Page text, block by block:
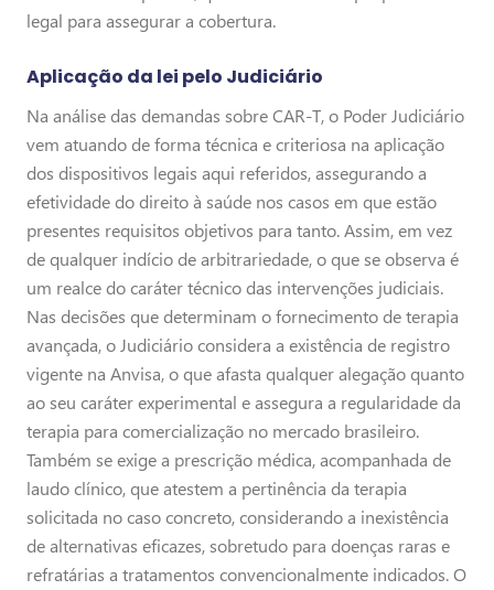
legal para assegurar a cobertura.
Aplicação da lei pelo Judiciário
Na análise das demandas sobre CAR-T, o Poder Judiciário
vem atuando de forma técnica e criteriosa na aplicação
dos dispositivos legais aqui referidos, assegurando a
efetividade do direito à saúde nos casos em que estão
presentes requisitos objetivos para tanto. Assim, em vez
de qualquer indício de arbitrariedade, o que se observa é
um realce do caráter técnico das intervenções judiciais.
Nas decisões que determinam o fornecimento de terapia
avançada, o Judiciário considera a existência de registro
vigente na Anvisa, o que afasta qualquer alegação quanto
ao seu caráter experimental e assegura a regularidade da
terapia para comercialização no mercado brasileiro.
Também se exige a prescrição médica, acompanhada de
laudo clínico, que atestem a pertinência da terapia
solicitada no caso concreto, considerando a inexistência
de alternativas eficazes, sobretudo para doenças raras e
refratárias a tratamentos convencionalmente indicados. O